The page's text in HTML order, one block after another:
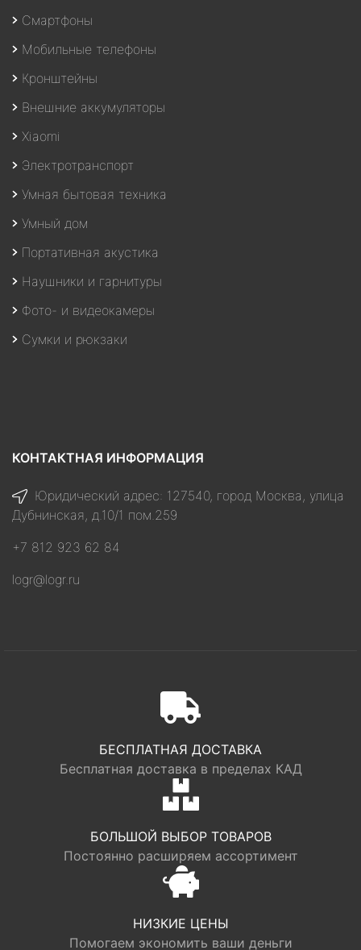
Смартфоны
Мобильные телефоны
Кронштейны
Внешние аккумуляторы
Xiaomi
Электротранспорт
Умная бытовая техника
Умный дом
Портативная акустика
Наушники и гарнитуры
Фото- и видеокамеры
Сумки и рюкзаки
КОНТАКТНАЯ ИНФОРМАЦИЯ
Юридический адрес: 127540, город Москва, улица
Дубнинская, д.10/1 пом.259
+7 812 923 62 84
logr@logr.ru
БЕСПЛАТНАЯ ДОСТАВКА
Бесплатная доставка в пределах КАД
БОЛЬШОЙ ВЫБОР ТОВАРОВ
Постоянно расширяем ассортимент
НИЗКИЕ ЦЕНЫ
Помогаем экономить ваши деньги